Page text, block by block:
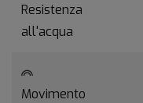
Resistenza
all'acqua
Movimento